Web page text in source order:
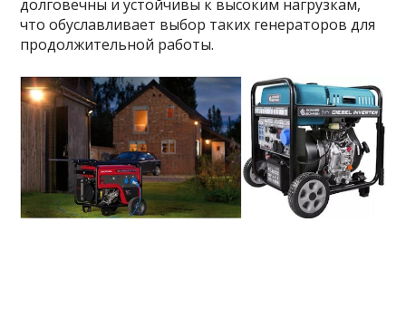
долговечны и устойчивы к высоким нагрузкам,
что обуславливает выбор таких генераторов для
продолжительной работы.